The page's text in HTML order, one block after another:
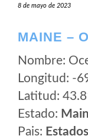
8 de mayo de 2023
MAINE –
Nombre:
Longitud: -
Latitud:
Estado:
Pais: